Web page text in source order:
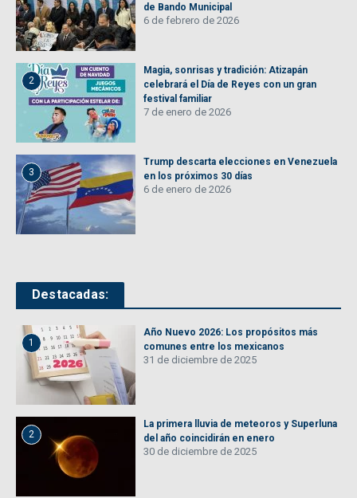
de Bando Municipal
6 de febrero de 2026
2
Magia, sonrisas y tradición: Atizapán
celebrará el Día de Reyes con un gran
festival familiar
7 de enero de 2026
3
Trump descarta elecciones en Venezuela
en los próximos 30 días
6 de enero de 2026
Destacadas:
1
Año Nuevo 2026: Los propósitos más
comunes entre los mexicanos
31 de diciembre de 2025
2
La primera lluvia de meteoros y Superluna
del año coincidirán en enero
30 de diciembre de 2025